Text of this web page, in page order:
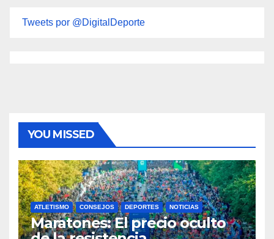
Tweets por @DigitalDeporte
YOU MISSED
ATLETISMO CONSEJOS DEPORTES NOTICIAS
Maratones: El precio oculto